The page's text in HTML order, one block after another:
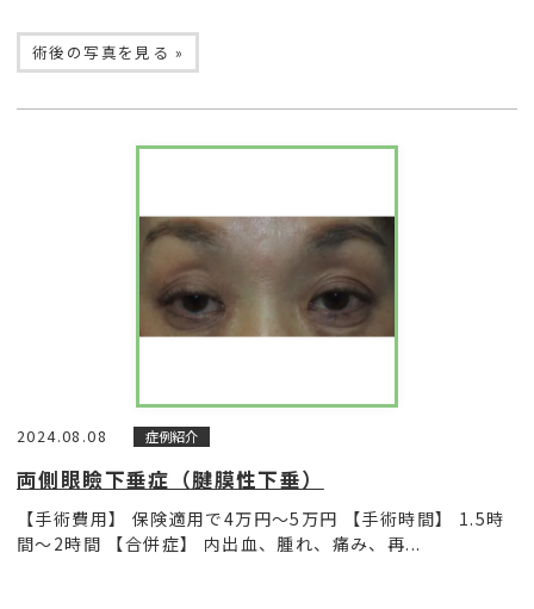
術後の写真を見る »
2024.08.08 症例紹介
両側眼瞼下垂症（腱膜性下垂）
【手術費用】 保険適用で4万円〜5万円 【手術時間】 1.5時
間〜2時間 【合併症】 内出血、腫れ、痛み、再...